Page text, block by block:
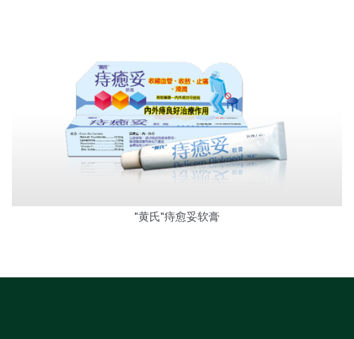
"黄氏"痔愈妥软膏